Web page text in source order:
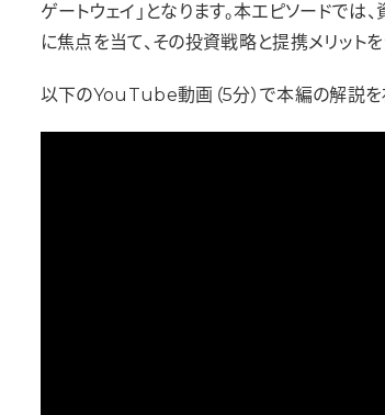
ゲートウェイ」となります。本エピソードで
に焦点を当て、その投資戦略と提携メリットを
以下のYouTube動画（5分）で本編の解説を